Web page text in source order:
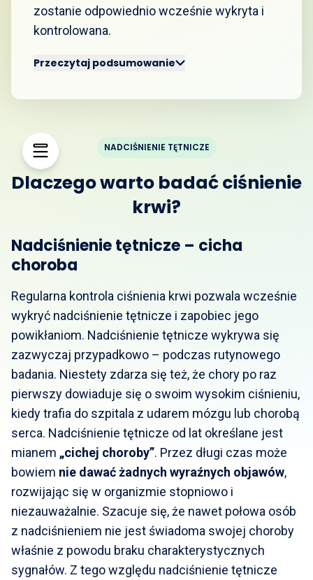
zostanie odpowiednio wcześnie wykryta i
kontrolowana.
Przeczytaj podsumowanie
NADCIŚNIENIE TĘTNICZE
Dlaczego warto badać ciśnienie
krwi?
Nadciśnienie tętnicze – cicha
choroba
Regularna kontrola ciśnienia krwi pozwala wcześnie
wykryć nadciśnienie tętnicze i zapobiec jego
powikłaniom. Nadciśnienie tętnicze wykrywa się
zazwyczaj przypadkowo – podczas rutynowego
badania. Niestety zdarza się też, że chory po raz
pierwszy dowiaduje się o swoim wysokim ciśnieniu,
kiedy trafia do szpitala z udarem mózgu lub chorobą
serca. Nadciśnienie tętnicze od lat określane jest
mianem „cichej choroby”. Przez długi czas może
bowiem nie dawać żadnych wyraźnych objawów,
rozwijając się w organizmie stopniowo i
niezauważalnie. Szacuje się, że nawet połowa osób
z nadciśnieniem nie jest świadoma swojej choroby
właśnie z powodu braku charakterystycznych
sygnałów. Z tego względu nadciśnienie tętnicze